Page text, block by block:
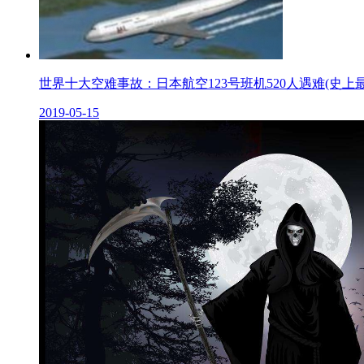
世界十大空难事故：日本航空123号班机520人遇难(史上
2019-05-15